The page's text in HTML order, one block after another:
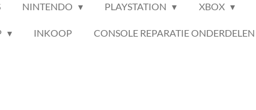
NINTENDO PLAYSTATION XBOX
INKOOP CONSOLE REPARATIE ONDERDELEN